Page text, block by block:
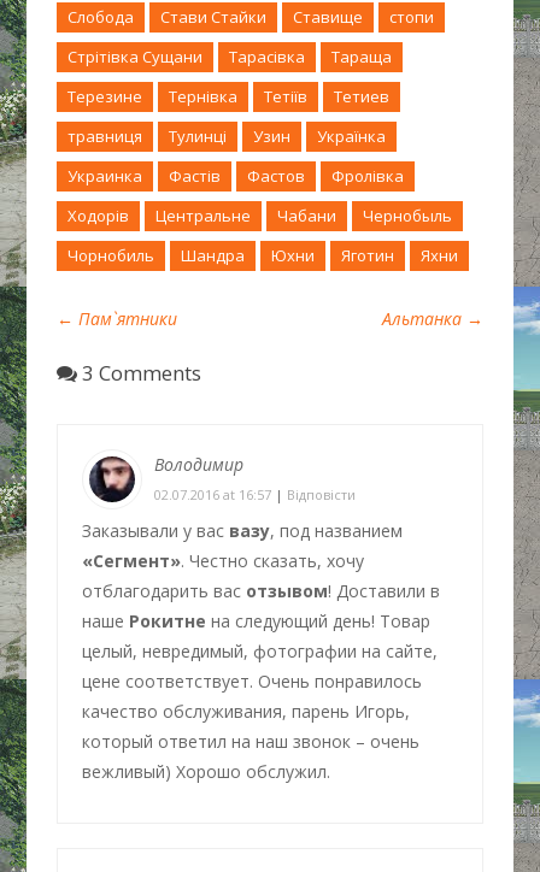
Слобода
Стави Стайки Ставище
стопи
Стрітівка Сущани
Тарасівка
Тараща
Терезине
Тернівка Тетіїв
Тетиев
травниця
Тулинці Узин
Українка
Украинка
Фастів Фастов
Фролівка
Ходорів
Центральне Чабани
Чернобыль
Чорнобиль
Шандра Юхни Яготин Яхни
← Пам`ятники Альтанка →
3 Comments
Володимир
02.07.2016 at 16:57 | Відповіcти
Заказывали у вас вазу, под названием
«Сегмент». Честно сказать, хочу
отблагодарить вас отзывом! Доставили в
наше Рокитне на следующий день! Товар
целый, невредимый, фотографии на сайте,
цене соответствует. Очень понравилось
качество обслуживания, парень Игорь,
который ответил на наш звонок – очень
вежливый) Хорошо обслужил.